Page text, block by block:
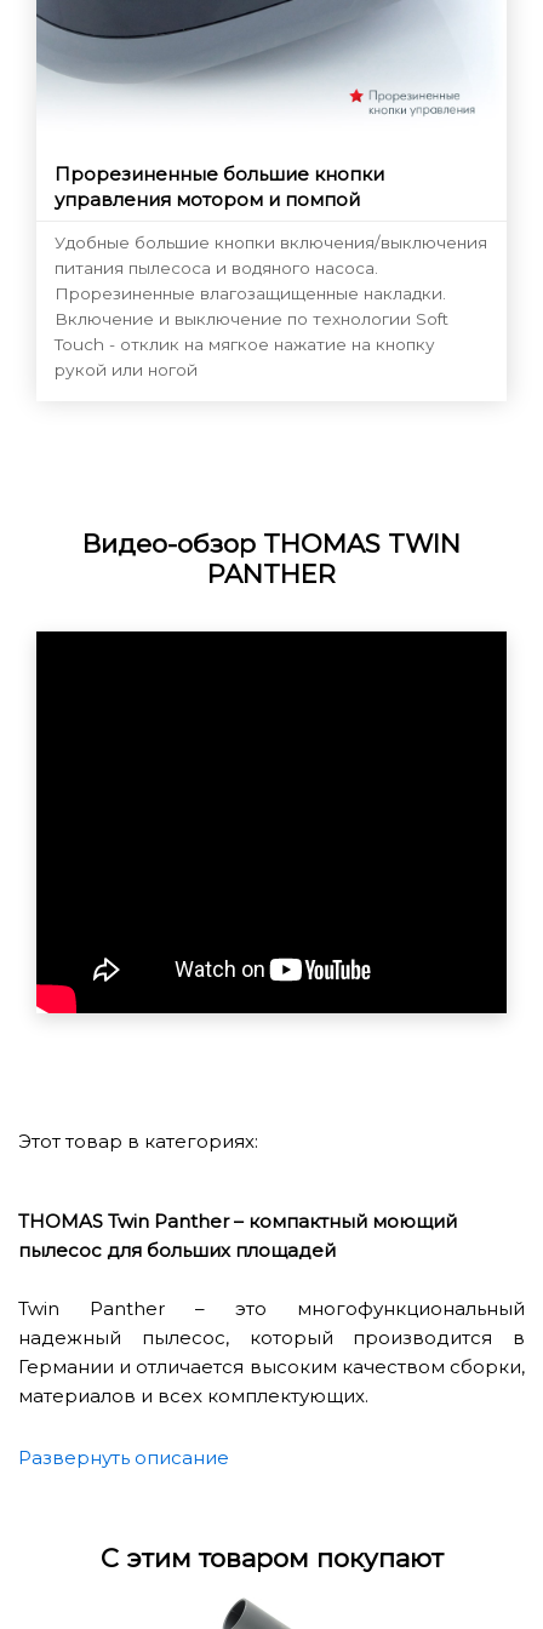
Прорезиненные большие кнопки
управления мотором и помпой
Удобные большие кнопки включения/выключения
питания пылесоса и водяного насоса.
Прорезиненные влагозащищенные накладки.
Включение и выключение по технологии Soft
Touch - отклик на мягкое нажатие на кнопку
рукой или ногой
Видео-обзор THOMAS TWIN
PANTHER
Этот товар в категориях:
THOMAS Twin Panther – компактный моющий
пылесос для больших площадей
Twin Panther – это многофункциональный
надежный пылесос, который производится в
Германии и отличается высоким качеством сборки,
материалов и всех комплектующих.
Panther выполняет несколько функций: сухая
мешок-пылесборник из НЕРА-материала объемом
6 л, что дает возможность убрать большую площадь
Развернуть описание
С этим товаром покупают